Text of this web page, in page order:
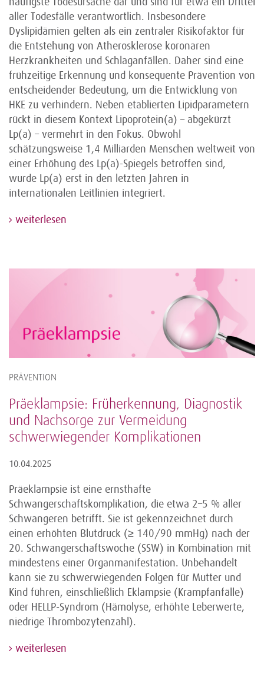
aller Todesfälle verantwortlich. Insbesondere
Dyslipidämien gelten als ein zentraler Risikofaktor für
die Entstehung von Atherosklerose koronaren
Herzkrankheiten und Schlaganfällen. Daher sind eine
frühzeitige Erkennung und konsequente Prävention von
entscheidender Bedeutung, um die Entwicklung von
HKE zu verhindern. Neben etablierten Lipidparametern
rückt in diesem Kontext Lipoprotein(a) – abgekürzt
Lp(a) – vermehrt in den Fokus. Obwohl
schätzungsweise 1,4 Milliarden Menschen weltweit von
einer Erhöhung des Lp(a)-Spiegels betroffen sind,
wurde Lp(a) erst in den letzten Jahren in
internationalen Leitlinien integriert.
weiterlesen
PRÄVENTION
Präeklampsie: Früherkennung, Diagnostik
und Nachsorge zur Vermeidung
schwerwiegender Komplikationen
10.04.2025
Präeklampsie ist eine ernsthafte
Schwangerschaftskomplikation, die etwa 2–5 % aller
Schwangeren betrifft. Sie ist gekennzeichnet durch
einen erhöhten Blutdruck (≥ 140/90 mmHg) nach der
20. Schwangerschaftswoche (SSW) in Kombination mit
mindestens einer Organmanifestation. Unbehandelt
kann sie zu schwerwiegenden Folgen für Mutter und
Kind führen, einschließlich Eklampsie (Krampfanfälle)
oder HELLP-Syndrom (Hämolyse, erhöhte Leberwerte,
niedrige Thrombozytenzahl).
weiterlesen